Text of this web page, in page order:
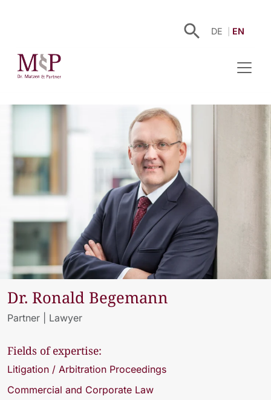
DE EN
Dr. Ronald Begemann
Partner | Lawyer
Fields of expertise:
Litigation / Arbitration Proceedings
Commercial and Corporate Law